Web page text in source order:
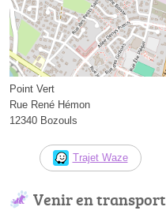
Point Vert
Rue René Hémon
12340 Bozouls
Trajet Waze
Venir en